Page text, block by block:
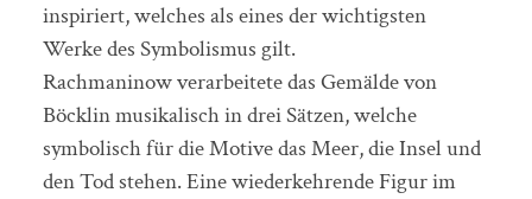
inspiriert, welches als eines der wichtigsten
Werke des Symbolismus gilt.
Rachmaninow verarbeitete das Gemälde von
Böcklin musikalisch in drei Sätzen, welche
symbolisch für die Motive das Meer, die Insel und
den Tod stehen. Eine wiederkehrende Figur im